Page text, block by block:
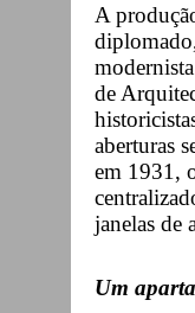
A
de
aberturas
em 1931,
janelas de
Um